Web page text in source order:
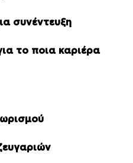
συνέντευξη
το ποια καριέρα